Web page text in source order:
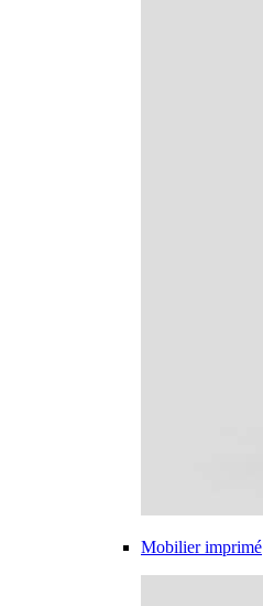
Mobilier imprimé